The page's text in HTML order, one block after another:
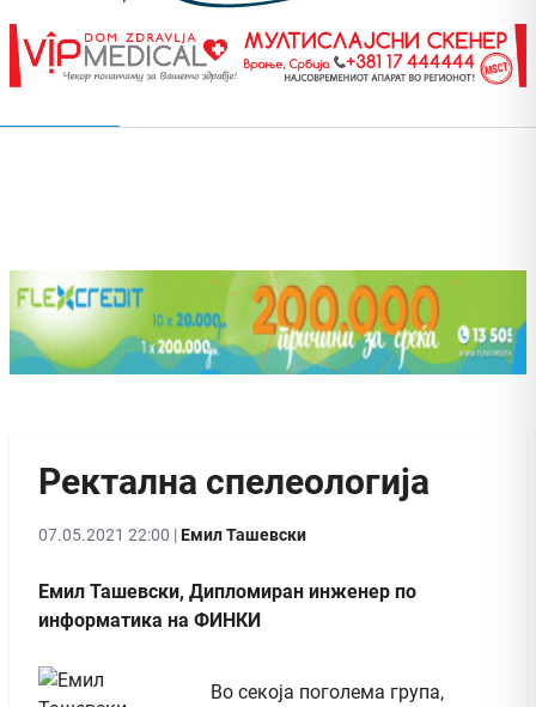
Ректална спелеологија
07.05.2021 22:00 |Емил Ташевски
Емил Ташевски, Дипломиран инженер по
информатика на ФИНКИ
Во секоја поголема група,